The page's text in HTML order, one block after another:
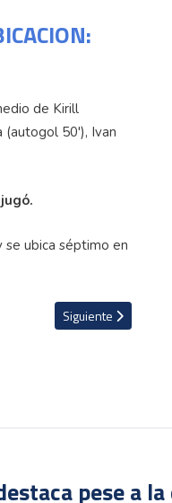
de Kirill
(autogol 50'), Ivan
ubica séptimo en
el Bochum saca gran
Artículo siguiente:
Siguiente
pese a